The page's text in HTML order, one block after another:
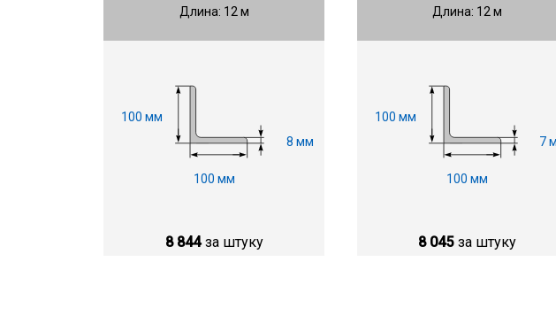
Длина: 12 м
100 мм
100 мм
8 мм
8 844 за штуку
Длина: 12 м
100 мм
100 мм
7
8 045 за штуку